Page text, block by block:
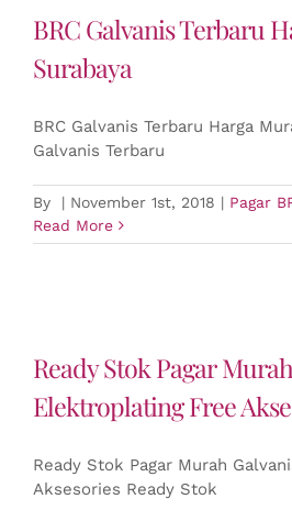
BRC Galvanis Terbaru
Surabaya
BRC Galvanis Terbaru Harga
Galvanis Terbaru
By | November 1st, 2018 | Pagar
Read More
Ready Stok Pagar
Elektroplating Free
Ready Stok Pagar Murah
Aksesories Ready Stok